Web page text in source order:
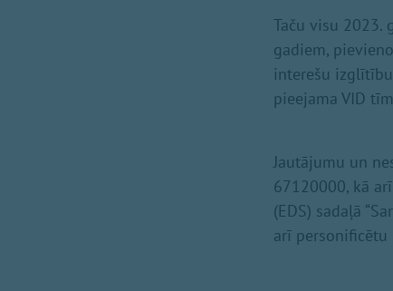
Taču visu 2023.
gadiem,
interešu
pieejama VID
Jautājumu un
67120000, kā
(EDS) sadaļā
arī personificētu